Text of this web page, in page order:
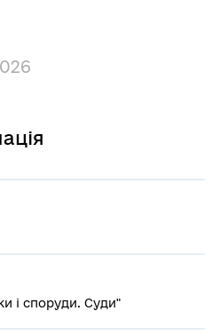
і споруди. Суди"